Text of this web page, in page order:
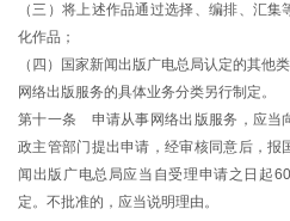
（三）将上述作品通过选择、编排、汇
化作品；
（四）国家新闻出版广电总局认定的其他
网络出版服务的具体业务分类另行制定。
第十一条 申请从事网络出版服务，应当
政主管部门提出申请，经审核同意后，
闻出版广电总局应当自受理申请之日起
定。不批准的，应当说明理由。